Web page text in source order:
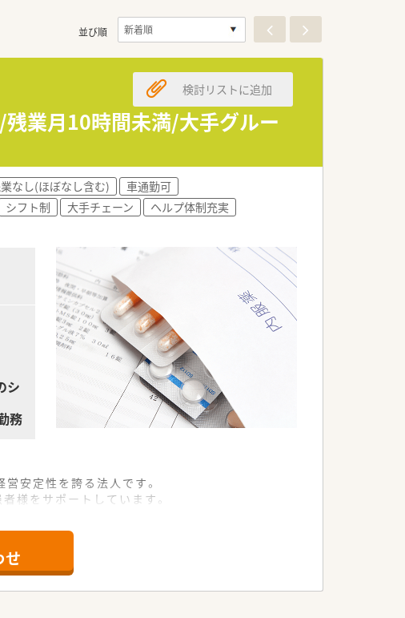
並び順
業月10時間未満/大手グルー
検討リストに追加
なし(ほぼなし含む)
車通勤可
シフト制 大手チェーン
ヘルプ体制充実
シ
務
安定性を誇る法人です。
様をサポートしています。
どの場所に位置しています。
枚の処方箋を扱っています。
る環境です。
せ